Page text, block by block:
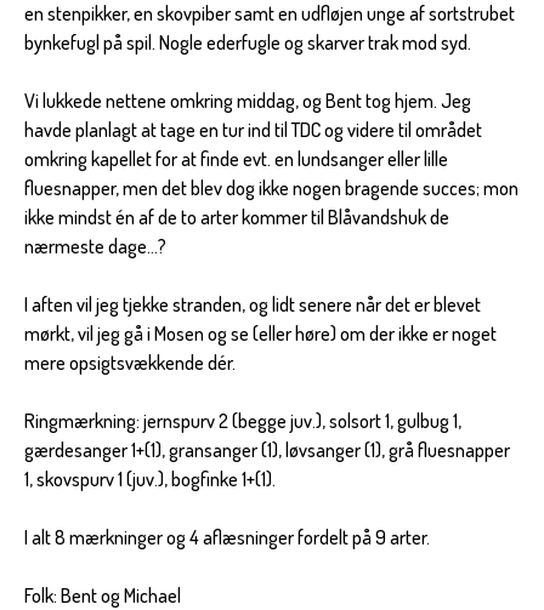
en stenpikker, en skovpiber samt en udfløjen unge af sortstrubet
bynkefugl på spil. Nogle ederfugle og skarver trak mod syd.
Vi lukkede nettene omkring middag, og Bent tog hjem. Jeg
havde planlagt at tage en tur ind til TDC og videre til området
omkring kapellet for at finde evt. en lundsanger eller lille
fluesnapper, men det blev dog ikke nogen bragende succes; mon
ikke mindst én af de to arter kommer til Blåvandshuk de
nærmeste dage...?
I aften vil jeg tjekke stranden, og lidt senere når det er blevet
mørkt, vil jeg gå i Mosen og se (eller høre) om der ikke er noget
mere opsigtsvækkende dér.
Ringmærkning: jernspurv 2 (begge juv.), solsort 1, gulbug 1,
gærdesanger 1+(1), gransanger (1), løvsanger (1), grå fluesnapper
1, skovspurv 1 (juv.), bogfinke 1+(1).
I alt 8 mærkninger og 4 aflæsninger fordelt på 9 arter.
Folk: Bent og Michael